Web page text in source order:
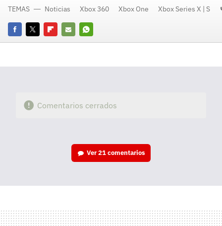
FacebookTwitterFlipboard
E-
Whatsapp
TEMAS Noticias Xbox 360 Xbox One Xbox Series X | S
Comentarios cerrados
Ver21 comentarios